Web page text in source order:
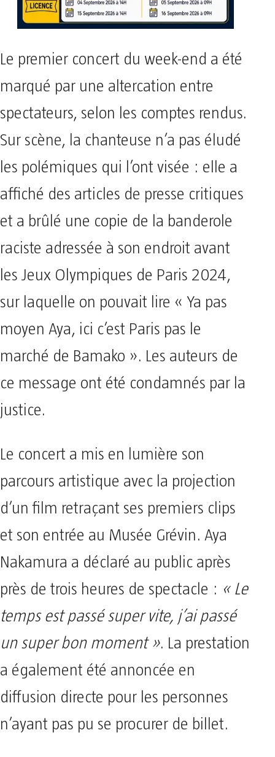
Le premier concert du week-end a été
marqué par une altercation entre
spectateurs, selon les comptes rendus.
Sur scène, la chanteuse n’a pas éludé
les polémiques qui l’ont visée : elle a
affiché des articles de presse critiques
et a brûlé une copie de la banderole
raciste adressée à son endroit avant
les Jeux Olympiques de Paris 2024,
sur laquelle on pouvait lire « Ya pas
moyen Aya, ici c’est Paris pas le
marché de Bamako ». Les auteurs de
ce message ont été condamnés par la
justice.
Le concert a mis en lumière son
parcours artistique avec la projection
d’un film retraçant ses premiers clips
et son entrée au Musée Grévin. Aya
Nakamura a déclaré au public après
près de trois heures de spectacle : « Le
temps est passé super vite, j’ai passé
un super bon moment ». La prestation
a également été annoncée en
diffusion directe pour les personnes
n’ayant pas pu se procurer de billet.